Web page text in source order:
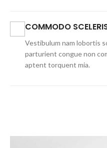
COMMODO
Vestibulum nam lobortis
parturient congue non
aptent torquent mia.